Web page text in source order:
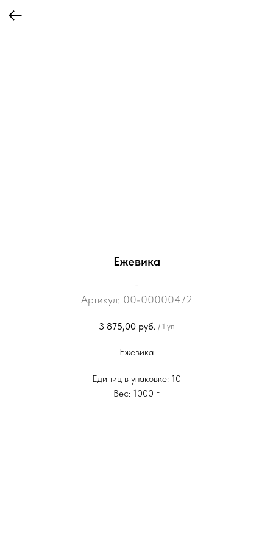
Ежевика
Артикул: 00-00000472
3 875,00 руб. / 1 уп
Ежевика
Единиц в упаковке: 10
Вес: 1000 г